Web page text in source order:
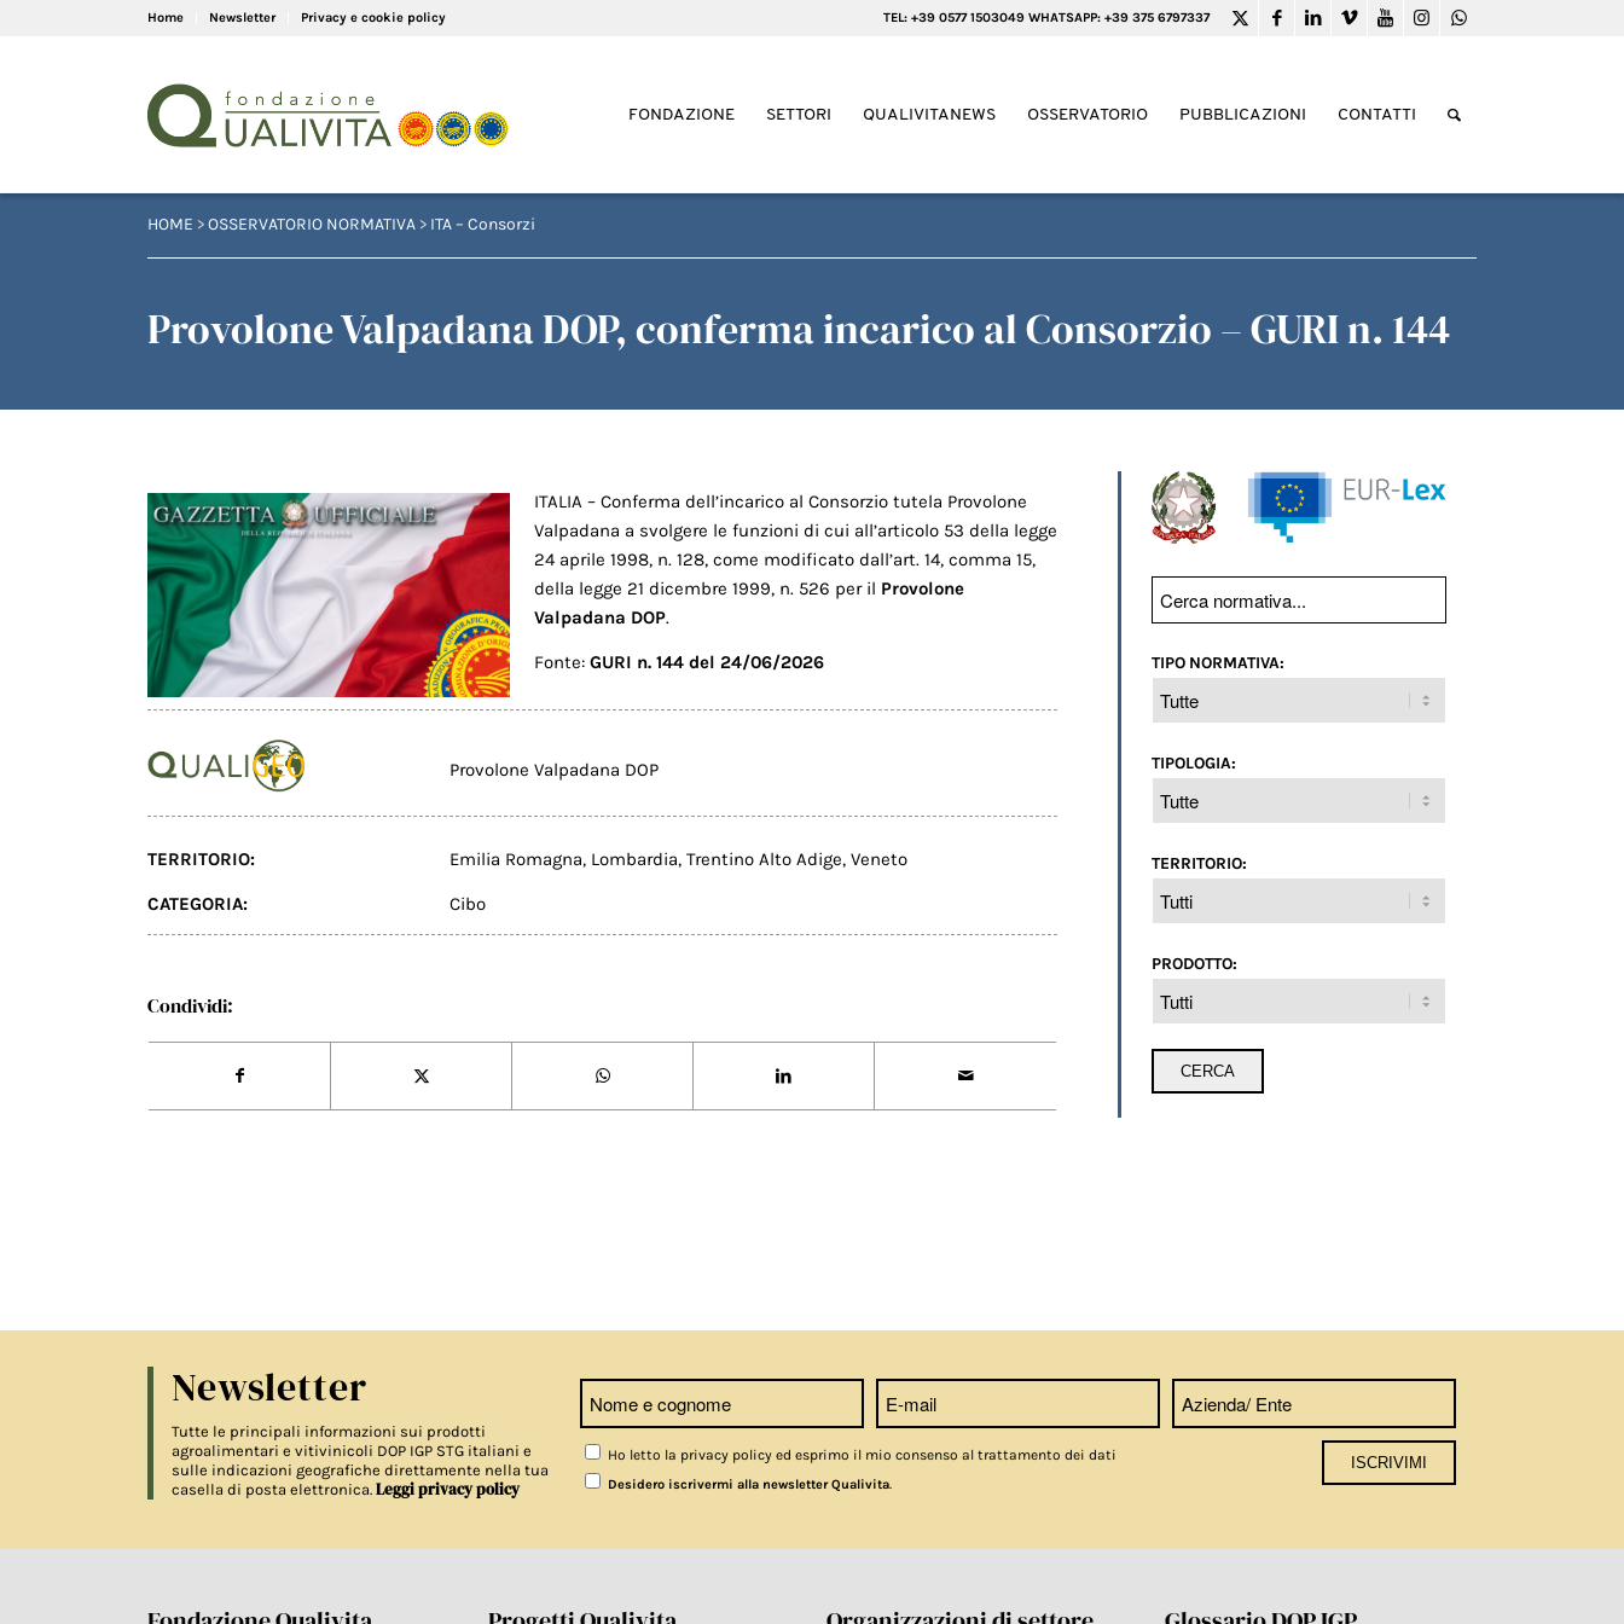
Home Newsletter Privacy e cookie policy TEL: +39 0577 1503049 WHATSAPP: +39 375 6797337
FONDAZIONE SETTORI QUALIVITANEWS OSSERVATORIO PUBBLICAZIONI CONTATTI
HOME >OSSERVATORIO NORMATIVA > ITA – Consorzi
Provolone Valpadana DOP, conferma incarico al Consorzio – GURI n. 144
ITALIA – Conferma dell’incarico al Consorzio tutela Provolone
Valpadana a svolgere le funzioni di cui all’articolo 53 della legge
24 aprile 1998, n. 128, come modificato dall’art. 14, comma 15,
della legge 21 dicembre 1999, n. 526 per il Provolone
Valpadana DOP.
Fonte: GURI n. 144 del 24/06/2026
Provolone Valpadana DOP
TERRITORIO: Emilia Romagna, Lombardia, Trentino Alto Adige, Veneto
CATEGORIA: Cibo
Condividi:
TIPO NORMATIVA:
TIPOLOGIA:
TERRITORIO:
PRODOTTO:
Newsletter
Tutte le principali informazioni sui prodotti
agroalimentari e vitivinicoli DOP IGP STG italiani e
sulle indicazioni geografiche direttamente nella tua
casella di posta elettronica. Leggi privacy policy
Ho letto la privacy policy ed esprimo il mio consenso al trattamento dei dati
Desidero iscrivermi alla newsletter Qualivita